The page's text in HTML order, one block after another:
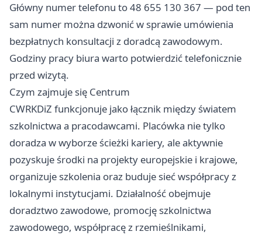
Główny numer telefonu to 48 655 130 367 — pod ten
sam numer można dzwonić w sprawie umówienia
bezpłatnych konsultacji z doradcą zawodowym.
Godziny pracy biura warto potwierdzić telefonicznie
przed wizytą.
Czym zajmuje się Centrum
CWRKDiZ funkcjonuje jako łącznik między światem
szkolnictwa a pracodawcami. Placówka nie tylko
doradza w wyborze ścieżki kariery, ale aktywnie
pozyskuje środki na projekty europejskie i krajowe,
organizuje szkolenia oraz buduje sieć współpracy z
lokalnymi instytucjami. Działalność obejmuje
doradztwo zawodowe, promocję szkolnictwa
zawodowego, współpracę z rzemieślnikami,